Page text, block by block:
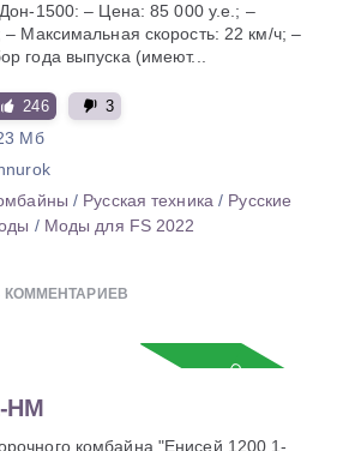
1500: – Цена: 85 000 у.е.; –
Максимальная скорость: 22 км/ч; –
года выпуска (имеют...
246 3
Мб
/ Русская техника/ Русские
/ Моды для FS 2022
КОММЕНТАРИЕВ
НМ
комбайна "Енисей 1200 1-